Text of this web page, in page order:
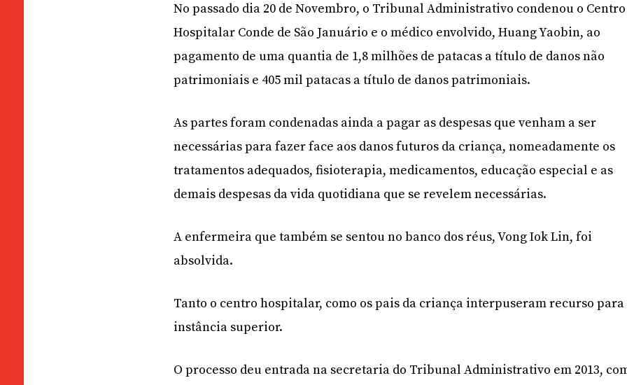
No passado dia 20 de Novembro, o Tribunal Administrativo condenou o Centro
Hospitalar Conde de São Januário e o médico envolvido, Huang Yaobin, ao
pagamento de uma quantia de 1,8 milhões de patacas a título de danos não
patrimoniais e 405 mil patacas a título de danos patrimoniais.
As partes foram condenadas ainda a pagar as despesas que venham a ser
necessárias para fazer face aos danos futuros da criança, nomeadamente os
tratamentos adequados, fisioterapia, medicamentos, educação especial e as
demais despesas da vida quotidiana que se revelem necessárias.
A enfermeira que também se sentou no banco dos réus, Vong Iok Lin, foi
absolvida.
Tanto o centro hospitalar, como os pais da criança interpuseram recurso para
instância superior.
O processo deu entrada na secretaria do Tribunal Administrativo em 2013,